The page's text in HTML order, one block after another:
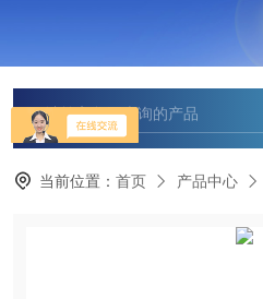
当前位置： 首页 产品中心